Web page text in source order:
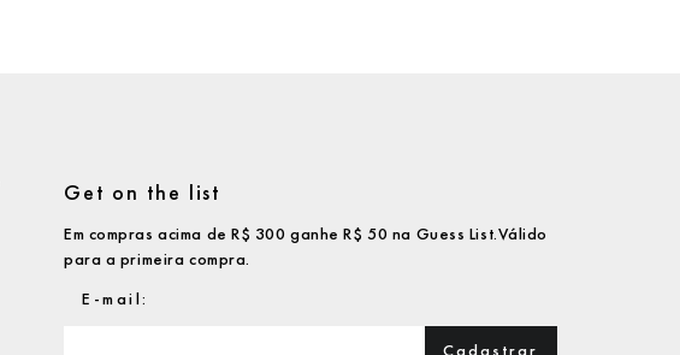
Get on the list
Em compras acima de R$ 300 ganhe R$ 50 na Guess List.Válido
para a primeira compra.
Cadastrar